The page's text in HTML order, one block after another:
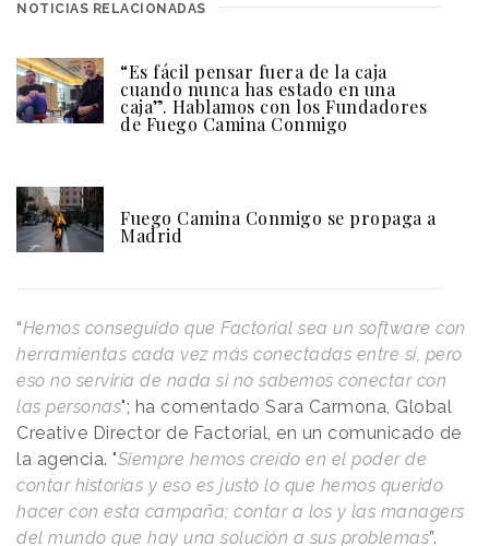
NOTICIAS RELACIONADAS
“Es fácil pensar fuera de la caja
cuando nunca has estado en una
caja”. Hablamos con los Fundadores
de Fuego Camina Conmigo
Fuego Camina Conmigo se propaga a
Madrid
“Hemos conseguido que Factorial sea un software con
herramientas cada vez más conectadas entre sí, pero
eso no serviría de nada si no sabemos conectar con
las personas"; ha comentado Sara Carmona, Global
Creative Director de Factorial, en un comunicado de
la agencia. "Siempre hemos creído en el poder de
contar historias y eso es justo lo que hemos querido
hacer con esta campaña; contar a los y las managers
del mundo que hay una solución a sus problemas”.